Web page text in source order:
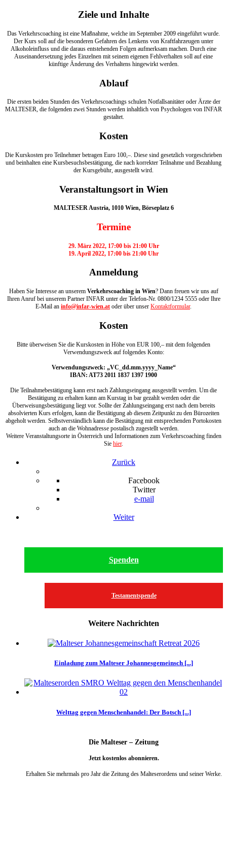
Ziele und Inhalte
Das Verkehrscoaching ist eine Maßnahme, welche im September 2009 eingeführt wurde.
Der Kurs soll auf die besonderen Gefahren des Lenkens von Kraftfahrzeugen unter
Alkoholeinfluss und die daraus entstehenden Folgen aufmerksam machen. Durch eine
Auseinandersetzung jedes Einzelnen mit seinem eigenen Fehlverhalten soll auf eine
künftige Änderung des Verhaltens hingewirkt werden.
Ablauf
Die ersten beiden Stunden des Verkehrscoachings schulen Notfallsanitäter oder Ärzte der
MALTESER, die folgenden zwei Stunden werden inhaltlich von Psychologen von INFAR
gestaltet.
Kosten
Die Kurskosten pro Teilnehmer betragen Euro 100,–. Diese sind gesetzlich vorgeschrieben
und beinhalten eine Kursbesuchsbestätigung, die nach korrekter Teilnahme und Bezahlung
der Kursgebühr, ausgestellt wird.
Veranstaltungsort in Wien
MALTESER Austria, 1010 Wien, Börseplatz 6
Termine
29. März 2022, 17:00 bis 21:00 Uhr
19. April 2022, 17:00 bis 21:00 Uhr
Anmeldung
Haben Sie Interesse an unserem Verkehrscoaching in Wien? Dann freuen wir uns auf
Ihren Anruf bei unserem Partner INFAR unter der Telefon-Nr. 0800/1234 5555 oder Ihre
E-Mail an info@infar-wien.at oder über unser Kontaktformular.
Kosten
Bitte überweisen Sie die Kurskosten in Höhe von EUR 100,– mit dem folgenden
Verwendungszweck auf folgendes Konto:
Verwendungszweck: „VC_dd.mm.yyyy_Name“
IBAN: AT73 2011 1837 1397 1900
Die Teilnahmebestätigung kann erst nach Zahlungseingang ausgestellt werden. Um die
Bestätigung zu erhalten kann am Kurstag in bar gezahlt werden oder die
Überweisungsbestätigung liegt vor. Sollte der Zahlungseingang erst nach dem bereits
absolvierten Kurs erfolgen, kann die Bestätigung ab diesem Zeitpunkt zu den Bürozeiten
abgeholt werden. Selbstverständlich kann die Bestätigung mit entsprechenden Portokosten
auch an die Wohnadresse postalisch zugestellt werden.
Weitere Veranstaltungsorte in Österreich und Informationen zum Verkehrscoaching finden
Sie hier.
Zurück
Facebook
Twitter
e-mail
Weiter
Spenden
Testamentspende
Weitere Nachrichten
Einladung zum Malteser Johannesgemeinsch [...]
Welttag gegen Menschenhandel: Der Botsch [...]
Die Malteser – Zeitung
Jetzt kostenlos abonnieren.
Erhalten Sie mehrmals pro Jahr die Zeitung des Malteserordens und seiner Werke.